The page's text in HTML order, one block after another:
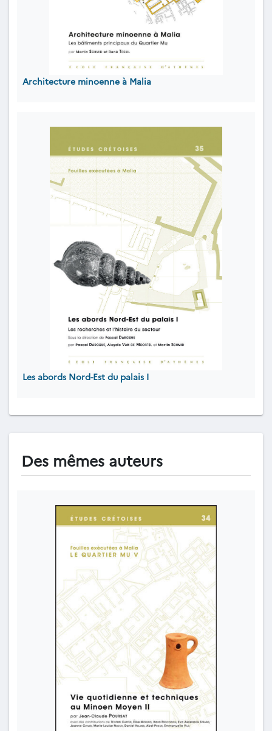
Architecture minoenne à Malia
Les abords Nord-Est du palais I
Des mêmes auteurs